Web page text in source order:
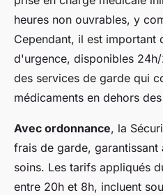
heures non ouvrables, y
Cependant, il est important
d'urgence, disponibles
des services de garde qui
médicaments en dehors
Avec ordonnance, la
frais de garde,
soins. Les tarifs appliqués
entre 20h et 8h, incluent